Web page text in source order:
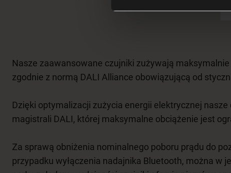
Nasze zaawansowane czujniki zużywają
zgodnie z normą DALI Alliance obowiązującą od
Dzięki optymalizacji zużycia energii elektrycznej
magistrali DALI, której maksymalne obciążenie jest
Za sprawą obniżenia nominalnego poboru prądu do
przypadku wyłączenia nadajnika Bluetooth, można